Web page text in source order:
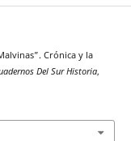
Crónica y la
Del Sur Historia,